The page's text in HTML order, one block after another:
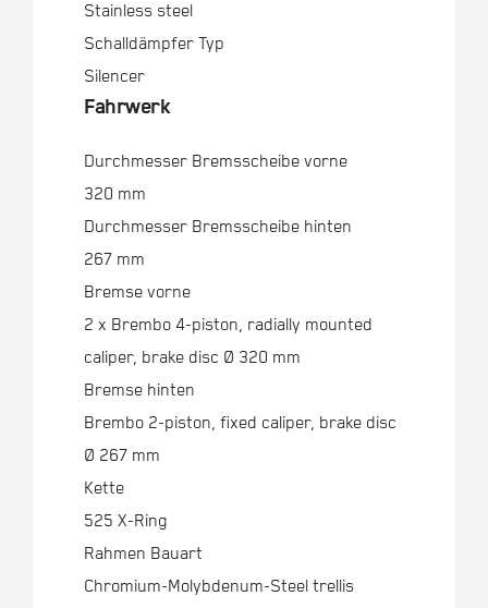
Stainless steel
Schalldämpfer Typ
Silencer
Fahrwerk
Durchmesser Bremsscheibe vorne
320 mm
Durchmesser Bremsscheibe hinten
267 mm
Bremse vorne
2 x Brembo 4-piston, radially mounted
caliper, brake disc Ø 320 mm
Bremse hinten
Brembo 2-piston, fixed caliper, brake disc
Ø 267 mm
Kette
525 X-Ring
Rahmen Bauart
Chromium-Molybdenum-Steel trellis